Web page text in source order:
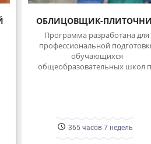
ОБЛИЦОВЩИК-ПЛИТОЧНИК
Программа разработана для
профессиональной подготовки
обучающихся
общеобразовательных школ по
профессии «Облицовщик-
плиточник» 3-го разряда.
Очно-заочная